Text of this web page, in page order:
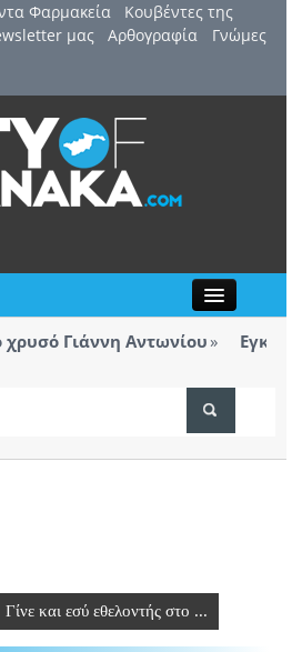
Φαρμακεία
Kουβέντες της
μας Αρθογραφία
Γνώμες
Γιάννη Αντωνίου
σε ταξί με προορισμό
Γίνε και εσύ εθελοντής στο ...